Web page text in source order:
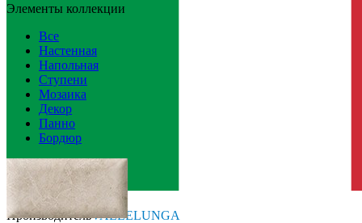
Италия
ПроизводительVALLELUNGA
Элементы коллекции
Все
Настенная
Напольная
Ступени
Мозаика
Декор
Панно
Бордюр